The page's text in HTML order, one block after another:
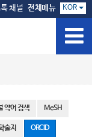
채널 전체메뉴 KOR
약어 검색 MeSH
술지 ORCID